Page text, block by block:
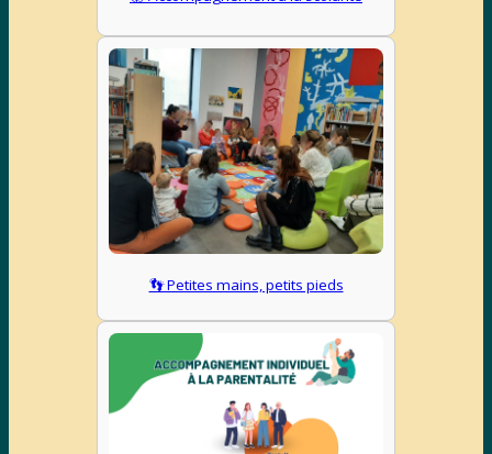
👣 Petites mains, petits pieds